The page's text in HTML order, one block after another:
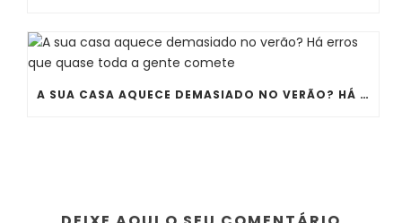
A SUA CASA AQUECE DEMASIADO NO VERÃO? HÁ ERROS QUE QUASE TODA A GENTE COMETE